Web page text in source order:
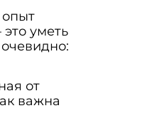
уметь
от
важна